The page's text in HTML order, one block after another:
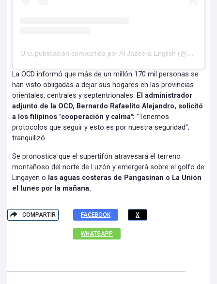
Una publicación compartida por Al Jazeera English (@aljazeeraenglish)
La OCD informó que más de un millón 170 mil personas se
han visto obligadas a dejar sus hogares en las provincias
orientales, centrales y septentrionales. El administrador
adjunto de la OCD, Bernardo Rafaelito Alejandro, solicitó
a los filipinos "cooperación y calma": "Tenemos
protocolos que seguir y esto es por nuestra seguridad",
tranquilizó.
Se pronostica que el supertifón atravesará el terreno
montañoso del norte de Luzón y emergerá sobre el golfo de
Lingayen o las aguas costeras de Pangasinan o La Unión
el lunes por la mañana.
COMPARTIR FACEBOOK X
WHATSAPP